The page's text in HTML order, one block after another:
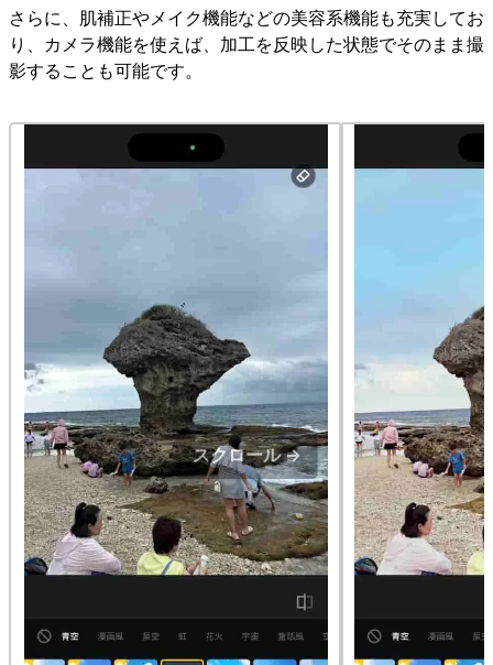
さらに、肌補正やメイク機能などの美容系機能も充実してお
り、カメラ機能を使えば、加工を反映した状態でそのまま撮
影することも可能です。
スクロール →